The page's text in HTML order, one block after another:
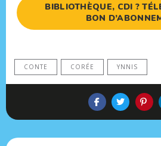
BIBLIOTHÈQUE, CDI ?
BON
CONTE CORÉE YNNIS